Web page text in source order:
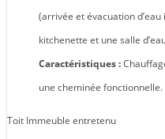
(arrivée et évacuation
kitchenette et une salle
Caractéristiques :
une cheminée fonctionnelle.
Toit Immeuble entretenu